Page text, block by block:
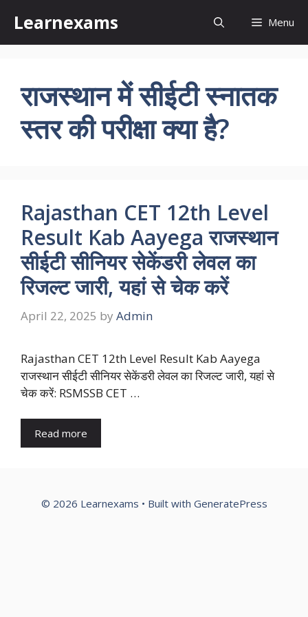
content
Learnexams Menu
राजस्थान में सीईटी स्नातक
स्तर की परीक्षा क्या है?
Rajasthan CET 12th Level
Result Kab Aayega राजस्थान
सीईटी सीनियर सेकेंडरी लेवल का
रिजल्ट जारी, यहां से चेक करें
April 22, 2025 by Admin
Rajasthan CET 12th Level Result Kab Aayega
राजस्थान सीईटी सीनियर सेकेंडरी लेवल का रिजल्ट जारी, यहां से
चेक करें: RSMSSB CET …
Read more
© 2026 Learnexams • Built with GeneratePress